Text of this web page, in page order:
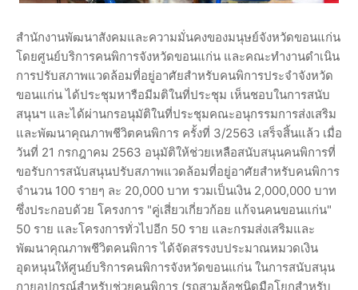
สำนักงานพัฒนาสังคมและความมั่นคงของมนุษย์จังหวัดขอนแก่น
โดยศูนย์บริการคนพิการจังหวัดขอนแก่น และคณะทำงานดำเนิน
การปรับสภาพแวดล้อมที่อยู่อาศัยสำหรับคนพิการประจำจังหวัด
ขอนแก่น ได้ประชุมหารือมีมติในที่ประชุม เห็นชอบในการสนับ
สนุนฯ และได้ผ่านกรอนุมัติในที่ประชุมคณะอนุกรรมการส่งเสริม
และพัฒนาคุณภาพชีวิตคนพิการ ครั้งที่ 3/2563 เสร็จสิ้นแล้ว เมื่อ
วันที่ 21 กรกฎาคม 2563 อนุมัติให้ช่วยเหลือสนับสนุนคนพิการที่
ขอรับการสนับสนุนปรับสภาพแวดล้อมที่อยู่อาศัยสำหรับคนพิการ
จำนวน 100 รายๆ ละ 20,000 บาท รวมเป็นเงิน 2,000,000 บาท
ซึ่งประกอบด้วย โครงการ "คู่เสี่ยวเกี่ยวก้อย แก้จนคนขอนแก่น"
50 ราย และโครงการทั่วไปอีก 50 ราย และกรมส่งเสริมและ
พัฒนาคุณภาพชีวิตคนพิการ ได้จัดสรรงบประมาณหมวดเงิน
อุดหนุนให้ศูนย์บริการคนพิการจังหวัดขอนแก่น ในการสนับสนุน
กายอุปกรณ์สำหรับช่วยคนพิการ (รถสามล้อชนิดมือโยกสำหรับ